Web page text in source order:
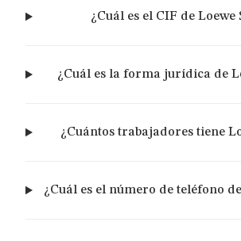
¿Cuál es el CIF de Loewe
¿Cuál es la forma jurídica de
¿Cuántos trabajadores tiene
¿Cuál es el número de teléfono